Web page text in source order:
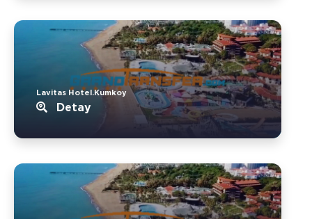
Lavitas Hotel.Kumkoy
Detay